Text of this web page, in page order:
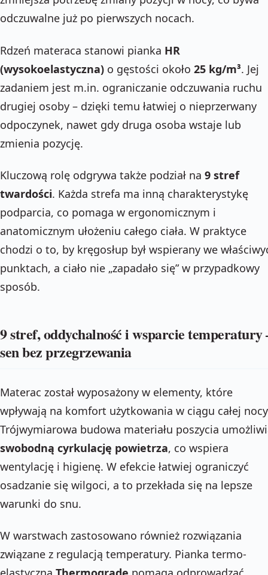
odczuwalne już po pierwszych nocach.
Rdzeń materaca stanowi pianka HR
(wysokoelastyczna) o gęstości około 25 kg/m³. Jej
zadaniem jest m.in. ograniczanie odczuwania ruchu
drugiej osoby – dzięki temu łatwiej o nieprzerwany
odpoczynek, nawet gdy druga osoba wstaje lub
zmienia pozycję.
Kluczową rolę odgrywa także podział na 9 stref
twardości. Każda strefa ma inną charakterystykę
podparcia, co pomaga w ergonomicznym i
anatomicznym ułożeniu całego ciała. W praktyce
chodzi o to, by kręgosłup był wspierany we
punktach, a ciało nie „zapadało się” w przypadkowy
sposób.
9 stref, oddychalność i wsparcie temperatury
sen bez przegrzewania
Materac został wyposażony w elementy, które
wpływają na komfort użytkowania w ciągu całej
Trójwymiarowa budowa materiału poszycia
swobodną cyrkulację powietrza, co wspiera
wentylację i higienę. W efekcie łatwiej ograniczyć
osadzanie się wilgoci, a to przekłada się na lepsze
warunki do snu.
W warstwach zastosowano również rozwiązania
związane z regulacją temperatury. Pianka termo-